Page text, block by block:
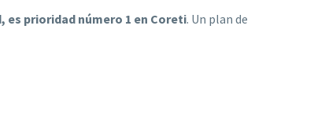
prioridad número 1 en Coreti. Un plan de